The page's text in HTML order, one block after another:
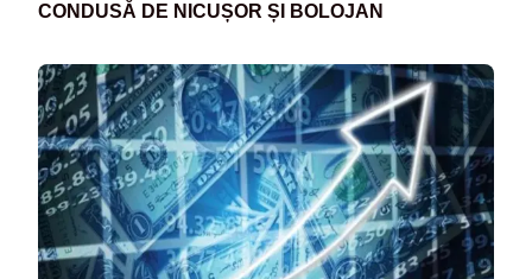
CONDUSĂ DE NICUȘOR ȘI BOLOJAN